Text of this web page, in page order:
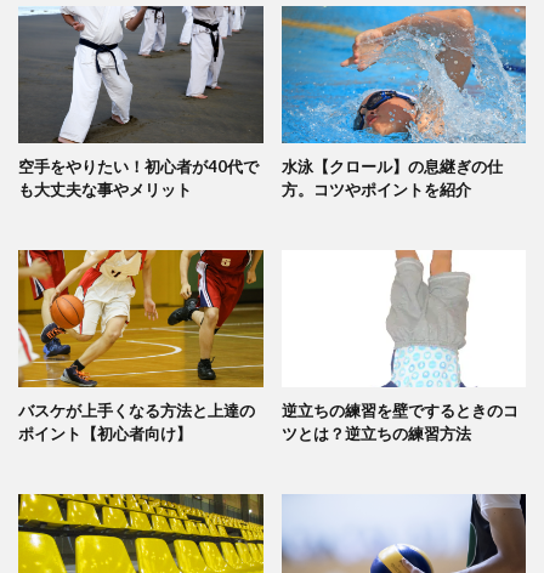
空手をやりたい！初心者が40代で
も大丈夫な事やメリット
水泳【クロール】の息継ぎの仕
方。コツやポイントを紹介
バスケが上手くなる方法と上達の
ポイント【初心者向け】
逆立ちの練習を壁でするときのコ
ツとは？逆立ちの練習方法